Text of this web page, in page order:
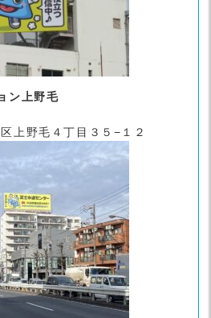
ン上野毛
上野毛４丁目３５−１２